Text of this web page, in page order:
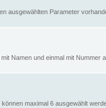
ausgewählten Parameter
Namen und einmal mit Nummer
maximal 6 ausgewählt